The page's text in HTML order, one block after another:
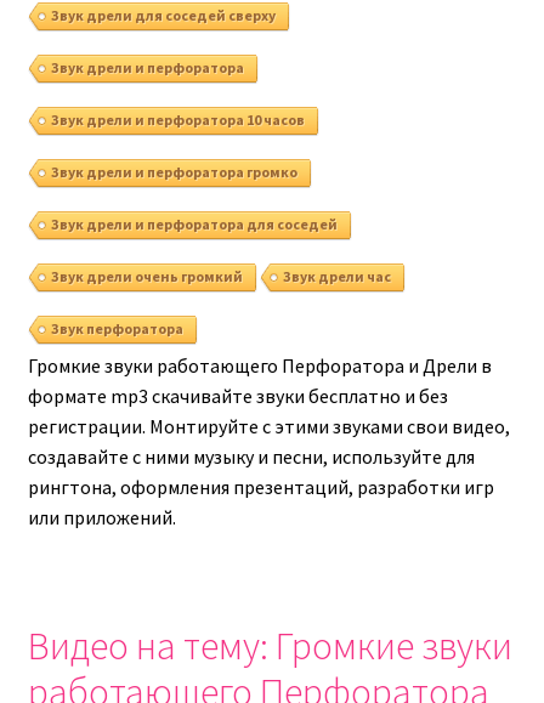
Звук дрели для соседей сверху
Звук дрели и перфоратора
Звук дрели и перфоратора 10 часов
Звук дрели и перфоратора громко
Звук дрели и перфоратора для соседей
Звук дрели очень громкий Звук дрели час
Звук перфоратора
Громкие звуки работающего Перфоратора и Дрели в
формате mp3 скачивайте звуки бесплатно и без
регистрации. Монтируйте с этими звуками свои видео,
создавайте с ними музыку и песни, используйте для
рингтона, оформления презентаций, разработки игр
или приложений.
Видео на тему: Громкие звуки
работающего Перфоратора